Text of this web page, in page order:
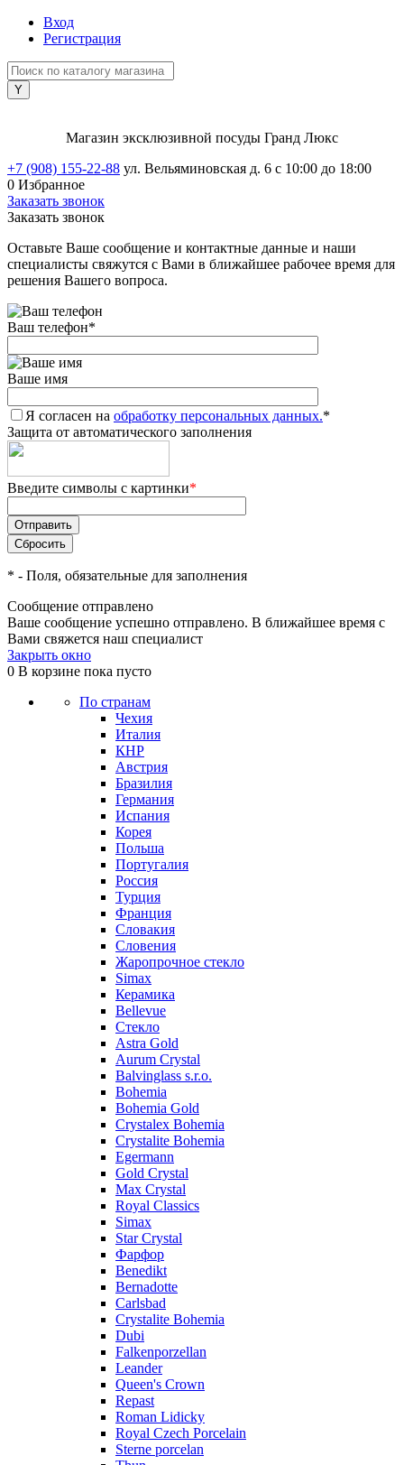
Вход
Регистрация
Магазин эксклюзивной посуды Гранд Люкс
+7 (908) 155-22-88 ул. Вельяминовская д. 6 с 10:00 до 18:00
0 Избранное
Заказать звонок
Заказать звонок
Оставьте Ваше сообщение и контактные данные и наши
специалисты свяжутся с Вами в ближайшее рабочее время для
решения Вашего вопроса.
Ваш телефон*
Ваше имя
Я согласен на обработку персональных данных.*
Защита от автоматического заполнения
Введите символы с картинки*
* - Поля, обязательные для заполнения
Сообщение отправлено
Ваше сообщение успешно отправлено. В ближайшее время с
Вами свяжется наш специалист
Закрыть окно
0 В корзине пока пусто
По странам
Чехия
Италия
КНР
Австрия
Бразилия
Германия
Испания
Корея
Польша
Португалия
Россия
Турция
Франция
Словакия
Словения
Жаропрочное стекло
Simax
Керамика
Bellevue
Стекло
Astra Gold
Aurum Crystal
Balvinglass s.r.o.
Bohemia
Bohemia Gold
Crystalex Bohemia
Crystalite Bohemia
Egermann
Gold Crystal
Max Crystal
Royal Classics
Simax
Star Crystal
Фарфор
Benedikt
Bernadotte
Carlsbad
Crystalite Bohemia
Dubi
Falkenporzellan
Leander
Queen's Crown
Repast
Roman Lidicky
Royal Czech Porcelain
Sterne porcelan